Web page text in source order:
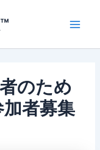
のため
者募集